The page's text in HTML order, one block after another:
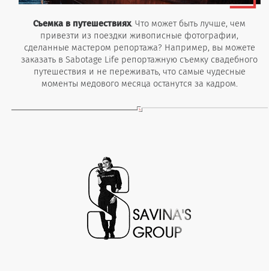
Съемка в путешествиях. Что может быть лучше, чем
привезти из поездки живописные фотографии,
сделанные мастером репортажа? Например, вы можете
заказать в Sabotage Life репортажную съемку свадебного
путешествия и не переживать, что самые чудесные
моменты медового месяца останутся за кадром.